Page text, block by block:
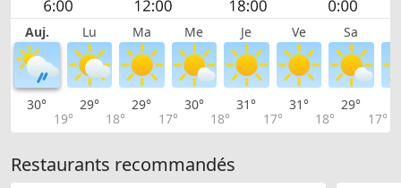
Auj. Lu Ma Me Je Ve Sa
30°
19°
29°
18°
29°
17°
30°
18°
31°
17°
31°
18°
29°
17°
Restaurants recommandés